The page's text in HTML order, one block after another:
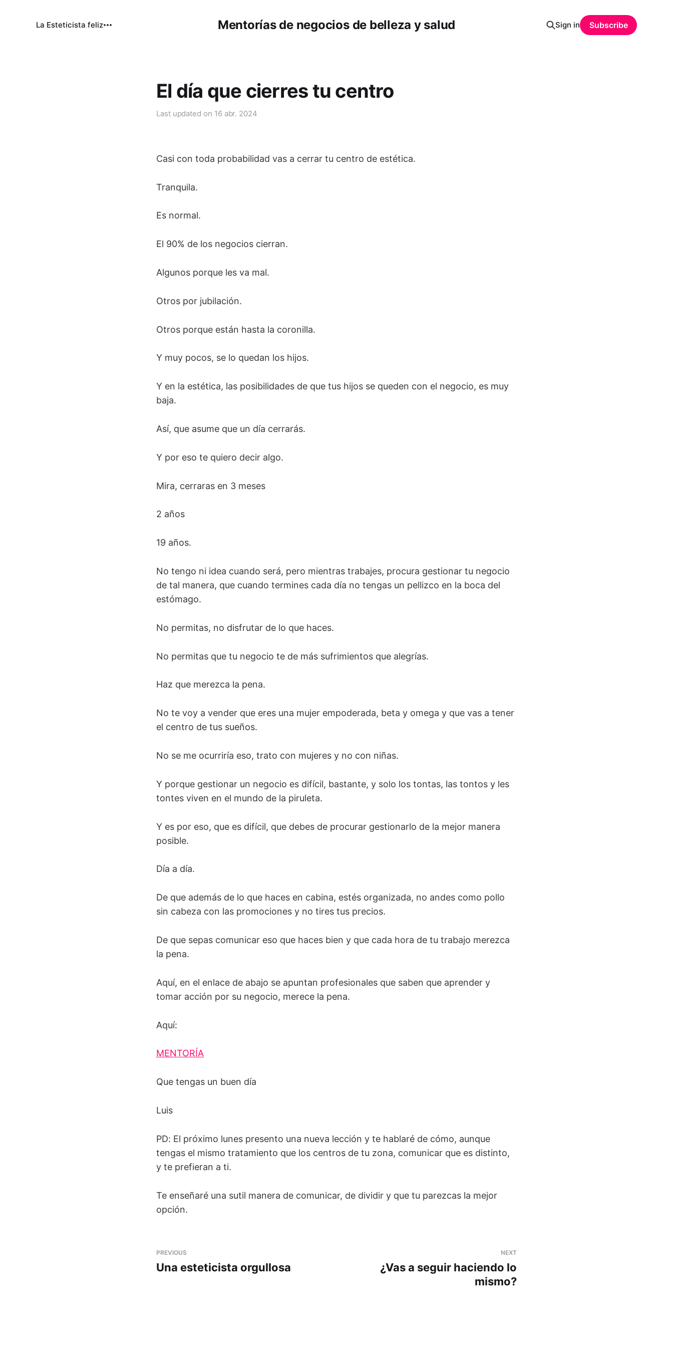
Mentorías de negocios de belleza y salud
La Esteticista feliz Sign in Subscribe
El día que cierres tu centro
Last updated on 16 abr. 2024
Casi con toda probabilidad vas a cerrar tu centro de estética.
Tranquila.
Es normal.
El 90% de los negocios cierran.
Algunos porque les va mal.
Otros por jubilación.
Otros porque están hasta la coronilla.
Y muy pocos, se lo quedan los hijos.
Y en la estética, las posibilidades de que tus hijos se queden con el negocio, es muy
baja.
Así, que asume que un día cerrarás.
Y por eso te quiero decir algo.
Mira, cerraras en 3 meses
2 años
19 años.
No tengo ni idea cuando será, pero mientras trabajes, procura gestionar tu negocio
de tal manera, que cuando termines cada día no tengas un pellizco en la boca del
estómago.
No permitas, no disfrutar de lo que haces.
No permitas que tu negocio te de más sufrimientos que alegrías.
Haz que merezca la pena.
No te voy a vender que eres una mujer empoderada, beta y omega y que vas a tener
el centro de tus sueños.
No se me ocurriría eso, trato con mujeres y no con niñas.
Y porque gestionar un negocio es difícil, bastante, y solo los tontas, las tontos y les
tontes viven en el mundo de la piruleta.
Y es por eso, que es difícil, que debes de procurar gestionarlo de la mejor manera
posible.
Día a día.
De que además de lo que haces en cabina, estés organizada, no andes como pollo
sin cabeza con las promociones y no tires tus precios.
De que sepas comunicar eso que haces bien y que cada hora de tu trabajo merezca
la pena.
Aquí, en el enlace de abajo se apuntan profesionales que saben que aprender y
tomar acción por su negocio, merece la pena.
Aquí:
MENTORÍA
Que tengas un buen día
Luis
PD: El próximo lunes presento una nueva lección y te hablaré de cómo, aunque
tengas el mismo tratamiento que los centros de tu zona, comunicar que es distinto,
y te prefieran a ti.
Te enseñaré una sutil manera de comunicar, de dividir y que tu parezcas la mejor
opción.
PREVIOUS
Una esteticista orgullosa
NEXT
¿Vas a seguir haciendo lo
mismo?